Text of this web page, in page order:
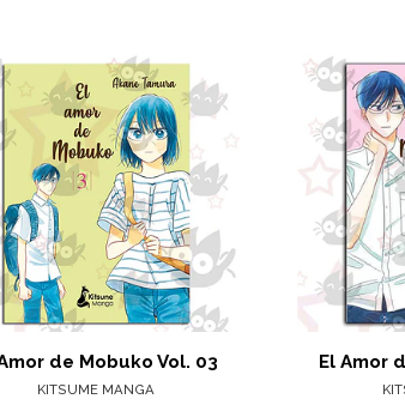
de Mobuko Vol. 03
KITSUME MANGA
El Amor